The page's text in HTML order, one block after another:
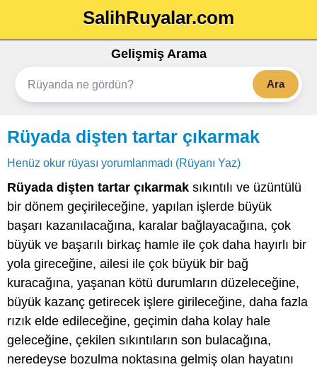
SalihRuyalar.com
Gelişmiş Arama
Ara
Rüyada dişten tartar çıkarmak
Henüz okur rüyası yorumlanmadı (Rüyanı Yaz)
Rüyada dişten tartar çıkarmak sıkıntılı ve üzüntülü
bir dönem geçirileceğine, yapılan işlerde büyük
başarı kazanılacağına, karalar bağlayacağına, çok
büyük ve başarılı birkaç hamle ile çok daha hayırlı bir
yola gireceğine, ailesi ile çok büyük bir bağ
kuracağına, yaşanan kötü durumların düzeleceğine,
büyük kazanç getirecek işlere girileceğine, daha fazla
rızık elde edileceğine, geçimin daha kolay hale
geleceğine, çekilen sıkıntıların son bulacağına,
neredeyse bozulma noktasına gelmiş olan hayatını